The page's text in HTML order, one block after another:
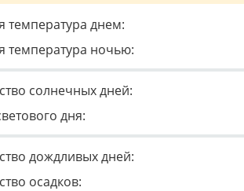
температура днем:
температура ночью:
солнечных дней:
дня:
дождливых дней:
осадков: